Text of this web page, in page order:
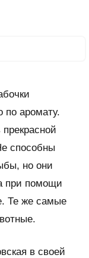
по аромату.
способны
но они
при помощи
Те же самые
в своей